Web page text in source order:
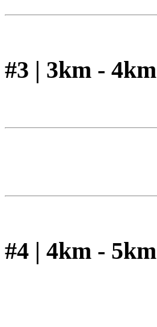
#3 | 3km - 4km
#4 | 4km - 5km